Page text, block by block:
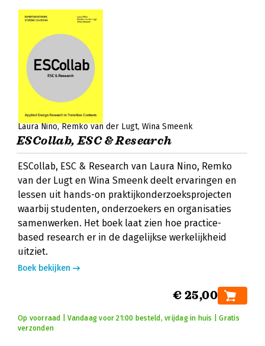
Laura Nino Remko van der Lugt Wina Smeenk
ESCollab, ESC & Research
ESCollab, ESC & Research van Laura Nino, Remko
van der Lugt en Wina Smeenk deelt ervaringen en
lessen uit hands-on praktijkonderzoeksprojecten
waarbij studenten, onderzoekers en organisaties
samenwerken. Het boek laat zien hoe practice-
based research er in de dagelijkse werkelijkheid
uitziet.
Boek bekijken
€ 25,00
Op voorraad | Vandaag voor 21:00 besteld, vrijdag in huis | Gratis
verzonden